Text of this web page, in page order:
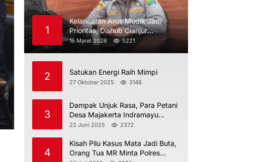
1
Kelancaran Arus Mudik Jadi
Prioritas, Dishub Cianjur
Maksimalkan Pengawasan
16 Maret 2026 5221
2 Satukan Energi Raih Mimpi
27 Oktober 2025 3148
3
Dampak Unjuk Rasa, Para Petani
Desa Majakerta Indramayu
Dilarang Menggarap
22 Juni 2025 2372
4
Kisah Pilu Kasus Mata Jadi Buta,
Orang Tua MR Minta Polres